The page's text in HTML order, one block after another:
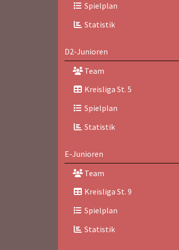
Spielplan
Statistik
D2-Junioren
Team
Kreisliga St. 5
Spielplan
Statistik
E-Junioren
Team
Kreisliga St. 9
Spielplan
Statistik